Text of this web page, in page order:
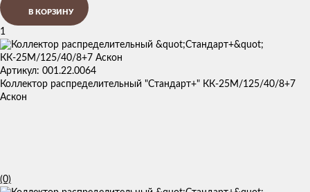
В КОРЗИНУ
1
Артикул: 001.22.0064
Коллектор распределительный "Стандарт+" КК-25М/125/40/8+7
Аскон
(0)